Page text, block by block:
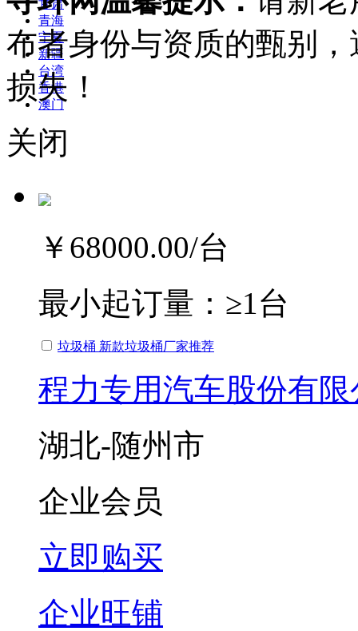
甘肃
青海
宁夏
新疆
台湾
香港
澳门
布者身份与资质的甄别
损失！
关闭
￥68000.00/台
最小起订量： ≥1台
垃圾桶 新款垃圾桶厂家推荐
程力专用汽车股份有
湖北-随州市
企业会员
立即购买
企业旺铺